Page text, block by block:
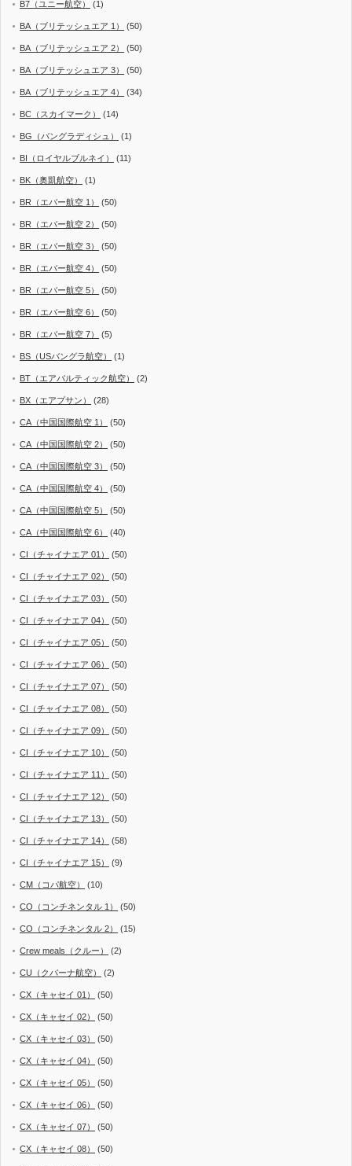
B7（ユニー航空） (1)
BA（ブリテッシュエア 1） (50)
BA（ブリテッシュエア 2） (50)
BA（ブリテッシュエア 3） (50)
BA（ブリテッシュエア 4） (34)
BC（スカイマーク） (14)
BG（バングラディシュ） (1)
BI（ロイヤルブルネイ） (11)
BK（奥凱航空） (1)
BR（エバー航空 1） (50)
BR（エバー航空 2） (50)
BR（エバー航空 3） (50)
BR（エバー航空 4） (50)
BR（エバー航空 5） (50)
BR（エバー航空 6） (50)
BR（エバー航空 7） (5)
BS（USバングラ航空） (1)
BT（エアバルティック航空） (2)
BX（エアプサン） (28)
CA（中国国際航空 1） (50)
CA（中国国際航空 2） (50)
CA（中国国際航空 3） (50)
CA（中国国際航空 4） (50)
CA（中国国際航空 5） (50)
CA（中国国際航空 6） (40)
CI（チャイナエア 01） (50)
CI（チャイナエア 02） (50)
CI（チャイナエア 03） (50)
CI（チャイナエア 04） (50)
CI（チャイナエア 05） (50)
CI（チャイナエア 06） (50)
CI（チャイナエア 07） (50)
CI（チャイナエア 08） (50)
CI（チャイナエア 09） (50)
CI（チャイナエア 10） (50)
CI（チャイナエア 11） (50)
CI（チャイナエア 12） (50)
CI（チャイナエア 13） (50)
CI（チャイナエア 14） (58)
CI（チャイナエア 15） (9)
CM（コパ航空） (10)
CO（コンチネンタル 1） (50)
CO（コンチネンタル 2） (15)
Crew meals（クルー） (2)
CU（クバーナ航空） (2)
CX（キャセイ 01） (50)
CX（キャセイ 02） (50)
CX（キャセイ 03） (50)
CX（キャセイ 04） (50)
CX（キャセイ 05） (50)
CX（キャセイ 06） (50)
CX（キャセイ 07） (50)
CX（キャセイ 08） (50)